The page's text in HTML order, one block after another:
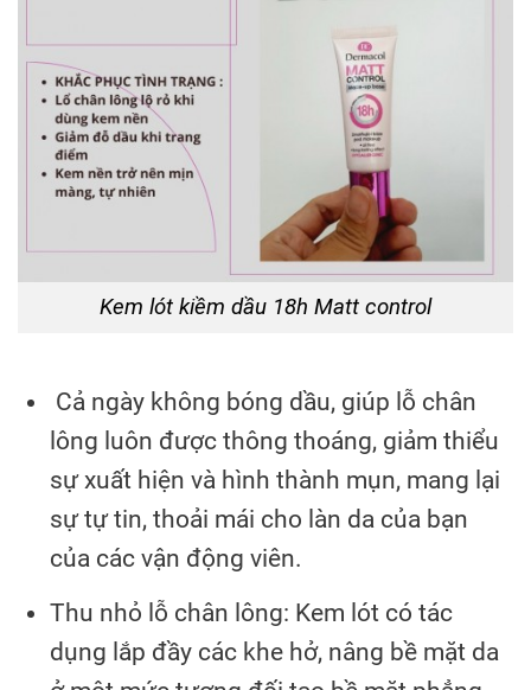
Kem lót kiềm dầu 18h Matt control
Cả ngày không bóng dầu, giúp lỗ chân
lông luôn được thông thoáng, giảm thiểu
sự xuất hiện và hình thành mụn, mang lại
sự tự tin, thoải mái cho làn da của bạn
của các vận động viên.
Thu nhỏ lỗ chân lông: Kem lót có tác
dụng lắp đầy các khe hở, nâng bề mặt da